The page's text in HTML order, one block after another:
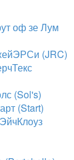
оф зе Лум
(JRC)
(Sol's)
(Start)